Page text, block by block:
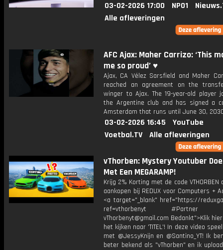
03-02-2026 17:00 NPO1
Alle afleveringen
AFC Ajax: Maher Carrizo: ‘This
me so proud’ ♥️
Ajax, CA Vélez Sarsfield and Maher
reached an agreement on the
winger to Ajax. The 19-year-old player
the Argentine club and has signed a
Amsterdam that runs until June 30,
03-02-2026 16:45
YouTube
Voetbal.TV
Alle afleveringen
vThorben: Mystery Youtuber
Met Een MEGARAMP!
Krijg 2% Korting met de code VTHORBEN
aankopen bij REDUX voor Computers +
<a target="_blank" href="https://
ref=vthorbenyt #Partner
vThorbenyt@gmail.com Bedankt">Klik
het kijken naar 'TITEL'! In deze video
met @JessyKnijn en @Santino_YT! Ik
beter bekend als "vThorben" en ik